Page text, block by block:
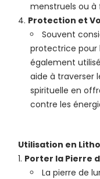
menstruels ou à
Protection et
Souvent
protectrice pour
également
aide à traverser
spirituelle en
contre les
Utilisation en
Porter la Pierre
La pierre de